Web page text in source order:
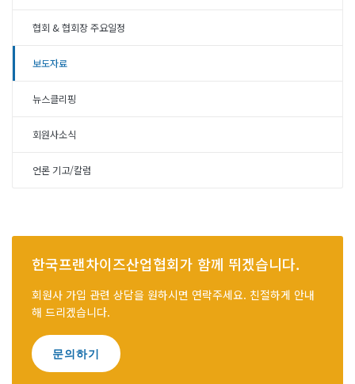
협회 & 협회장 주요일정
보도자료
뉴스클리핑
회원사소식
언론 기고/칼럼
한국프랜차이즈산업협회가 함께 뛰겠습니다.
회원사 가입 관련 상담을 원하시면 연락주세요. 친절하게 안내
해 드리겠습니다.
문의하기